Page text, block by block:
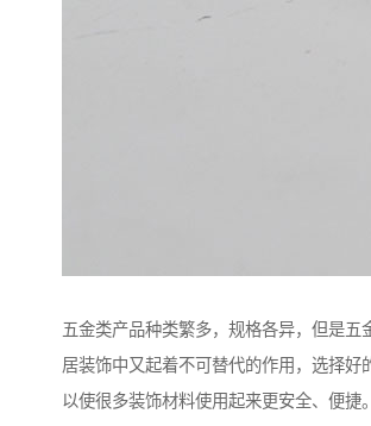
五金类产品种类繁多，规格各异，但是五
居装饰中又起着不可替代的作用，选择好
以使很多装饰材料使用起来更安全、便捷